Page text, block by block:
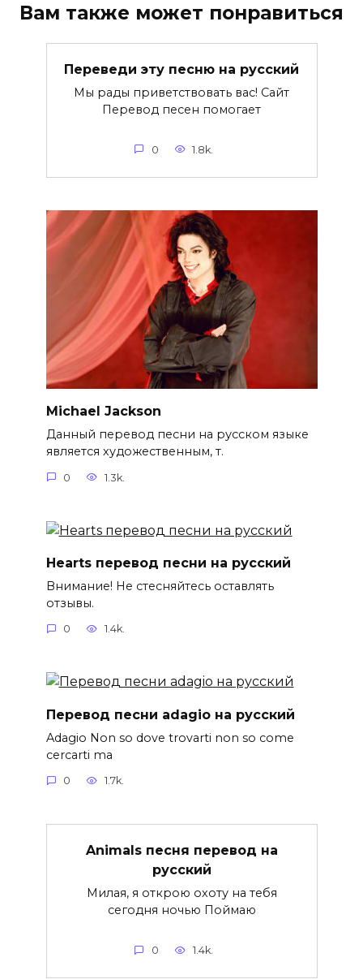
Вам также может понравиться
Переведи эту песню на русский
Мы рады приветствовать вас! Сайт
Перевод песен помогает
0 1.8k.
Michael Jackson
Данный перевод песни на русском языке
является художественным, т.
0 1.3k.
Hearts перевод песни на русский
Внимание! Не стесняйтесь оставлять
отзывы.
0 1.4k.
Перевод песни adagio на русский
Adagio Non so dove trovarti non so come
cercarti ma
0 1.7k.
Animals песня перевод на
русский
Милая, я открою охоту на тебя
сегодня ночью Поймаю
0 1.4k.